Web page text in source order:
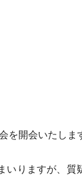
開会いたしま
りますが、質